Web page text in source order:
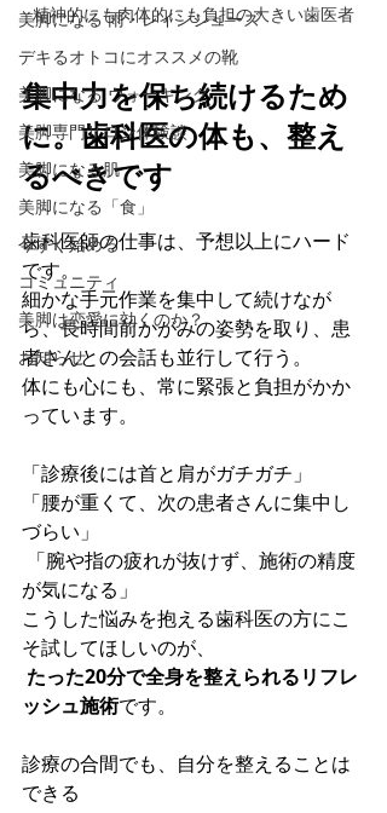
美脚になる 雨・レインシューズ
デキるオトコにオススメの靴
美脚になる ウォーキング
美脚専門サロン体験談
美脚になる肌
美脚になる「食」
今すぐ始める
コミュニティ
美脚は恋愛に効くのか？
お知らせ
精神的にも肉体的にも負担の大きい歯医者
集中力を保ち続けるため
に。歯科医の体も、整え
るべきです
歯科医師の仕事は、予想以上にハード
です。
細かな手元作業を集中して続けなが
ら、長時間前かがみの姿勢を取り、患
者さんとの会話も並行して行う。
体にも心にも、常に緊張と負担がかか
っています。
「診療後には首と肩がガチガチ」
「腰が重くて、次の患者さんに集中し
づらい」
「腕や指の疲れが抜けず、施術の精度
が気になる」
こうした悩みを抱える歯科医の方にこ
そ試してほしいのが、
たった20分で全身を整えられるリフレ
ッシュ施術です。
診療の合間でも、自分を整えることは
できる